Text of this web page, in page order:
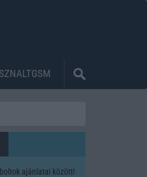
ajánlatai között!